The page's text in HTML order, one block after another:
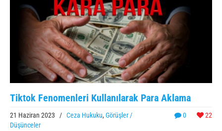
Tiktok Fenomenleri Kullanılarak Para Aklama
0 22
21 Haziran 2023 / Ceza Hukuku, Görüşler /
Düşünceler